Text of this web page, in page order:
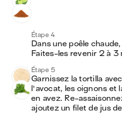
Étape 4
Dans une poêle
Faites-les revenir 2 à 3
Étape 5
Garnissez la tortilla
l'avocat, les oignons et
en avez. Re-
ajoutez un filet de jus